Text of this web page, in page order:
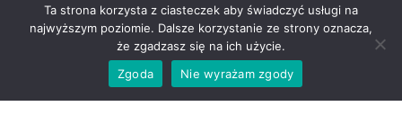
© 2025 Polskie Stowarzyszenie Wykonawców
Nawierzchni Asfaltowych
Ta strona korzysta z ciasteczek aby świadczyć usługi na
najwyższym poziomie. Dalsze korzystanie ze strony oznacza,
że zgadzasz się na ich użycie.
Zgoda
Nie wyrażam zgody